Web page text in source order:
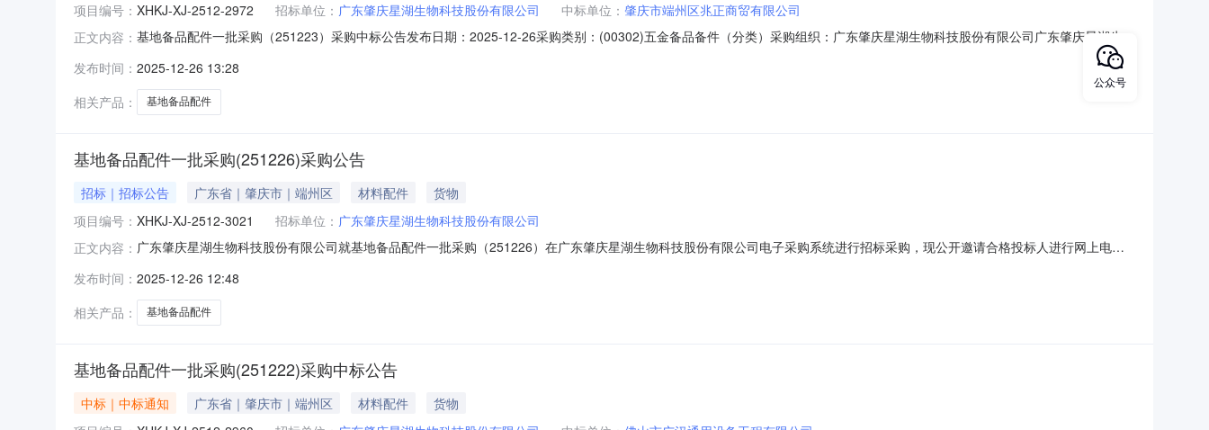
项目编号： XHKJ-XJ-2512-2972 招标单位： 广东肇庆星湖生物科技股份有限公司 中标单位： 肇庆市端州区兆正商贸有限公司
正文内容： 基地备品配件一批采购（251223）采购中标公告发布日期：2025-12-26采购类别：(00302)五金备品备件（分类）采购组织：广东肇庆星湖生物科技股份有限公司广东肇庆星湖生物
科技股份有限公司就基地备品配件一批采购（251223）在广东肇庆星湖生物科技股份有限公司电子采购系统进行了网上电子招标并已完成评标工作，现将中标结果公示如下：项目
标号：XHKJ-XJ-2512-2972项目标名：基地备品配件一批采购（251223）中标单位：肇庆市端州区兆正商贸有限公司；四会市环通机电有限公司广东肇庆星湖生物科技股份有限公
发布时间： 2025-12-26 13:28
相关产品：
基地备品配件
基地备品配件一批采购(251226)采购公告
招标｜招标公告 广东省｜肇庆市｜端州区 材料配件
货物
项目编号： XHKJ-XJ-2512-3021 招标单位： 广东肇庆星湖生物科技股份有限公司
正文内容： 广东肇庆星湖生物科技股份有限公司就基地备品配件一批采购（251226）在广东肇庆星湖生物科技股份有限公司电子采购系统进行招标采购，现公开邀请合格投标人进行网上电子
角物资明细表查看。二、投标人资格要求：1、在中国境内注册并具有独立法人资格的合法企业；2、具有良好的商业信誉和健全的财务会计制度，没有处于被责令停业、财产被接
管、冻结、
发布时间： 2025-12-26 12:48
相关产品：
基地备品配件
基地备品配件一批采购(251222)采购中标公告
中标｜中标通知 广东省｜肇庆市｜端州区 材料配件
货物
公众号